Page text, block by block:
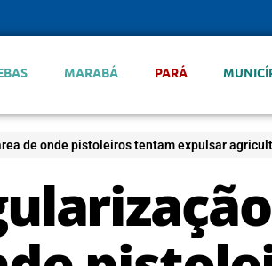
MARABÁ PARÁ
de onde pistoleiros tentam expulsar